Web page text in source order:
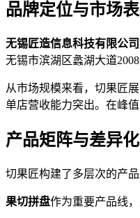
品牌定位与市场
无锡匠造信息科技有限公司
无锡市滨湖区蠡湖大道
从市场规模来看，切果匠
单店营收能力突出。在峰
产品矩阵与差异
切果匠构建了多层次的产
果切拼盘作为重要产品线，